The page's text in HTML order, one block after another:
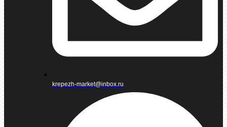
krepezh-market@inbox.ru